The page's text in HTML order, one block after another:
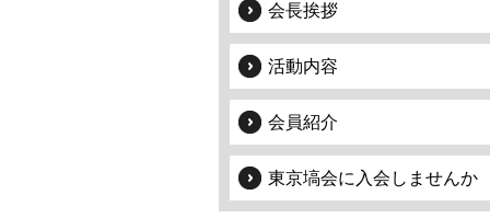
会長挨拶
活動内容
会員紹介
東京塙会に入会しませんか